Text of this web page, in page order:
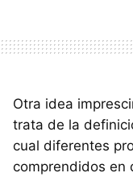
Otra idea
trata de la
cual diferentes
comprendidos en